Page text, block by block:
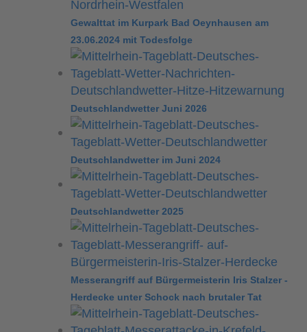
Gewalttat im Kurpark Bad Oeynhausen am
23.06.2024 mit Todesfolge
Deutschlandwetter Juni 2026
Deutschlandwetter im Juni 2024
Deutschlandwetter 2025
Messerangriff auf Bürgermeisterin Iris Stalzer -
Herdecke unter Schock nach brutaler Tat